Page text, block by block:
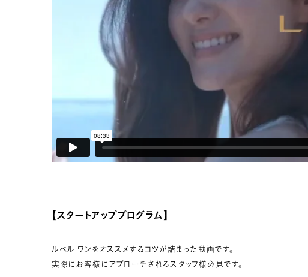
【スタートアッププログラム】
ルベル ワンをオススメするコツが詰まった動画です。
実際にお客様にアプローチされるスタッフ様必見です。